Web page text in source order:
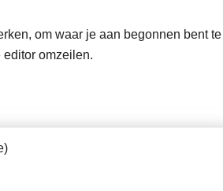
om waar je aan begonnen bent te
omzeilen.